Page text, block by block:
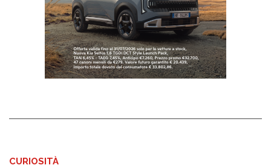
CURIOSITÀ